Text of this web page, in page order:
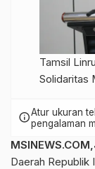
Tamsil
Solidaritas
infoAtur ukuran
pengalaman
Daerah Republik